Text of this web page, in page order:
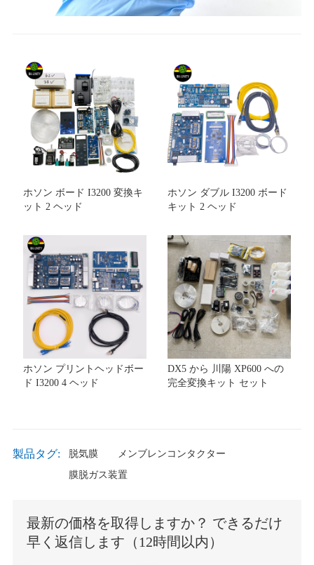
ホソン ボード I3200 変換キ
ット 2 ヘッド
ホソン ダブル I3200 ボード
キット 2 ヘッド
ホソン プリントヘッドボー
ド I3200 4 ヘッド
DX5 から 川陽 XP600 への
完全変換キット セット
製品タグ: 脱気膜
メンブレンコンタクター
膜脱ガス装置
最新の価格を取得しますか？ できるだけ
早く返信します（12時間以内）